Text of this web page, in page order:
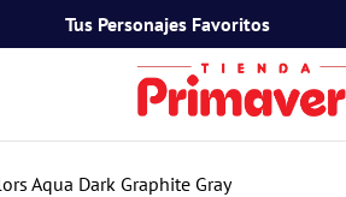
Tus Personajes Favoritos
Aqua Dark Graphite Gray
MÁS BUSCADOS
.
toy story